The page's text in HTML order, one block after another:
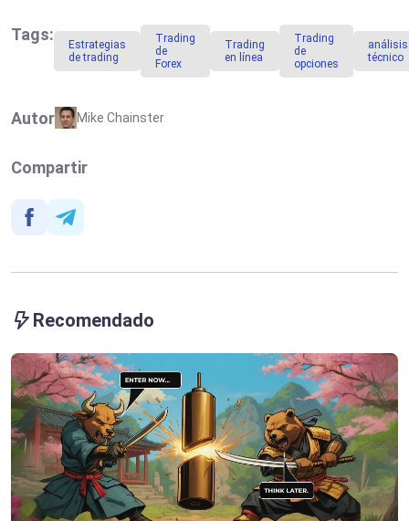
datos en EE.UU
observar esta
semana
Tags:
Estrategias
de trading
Trading
de
Forex
Trading
en línea
Trading
de
opciones
análisis
técnico
Autor Mike Chainster
Compartir
Recomendado